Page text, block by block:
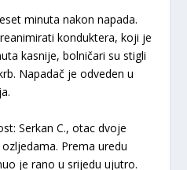
minuta nakon napada.
konduktera, koji je
kasnije, bolničari su stigli
Napadač je odveden u
Serkan C., otac dvoje
Prema uredu
je rano u srijedu ujutro.